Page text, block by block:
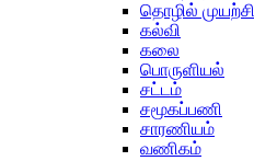
தொழில் முயற்சி
கல்வி
கலை
பொருளியல்
சட்டம்
சமூகப்பணி
சாரணியம்
வணிகம்